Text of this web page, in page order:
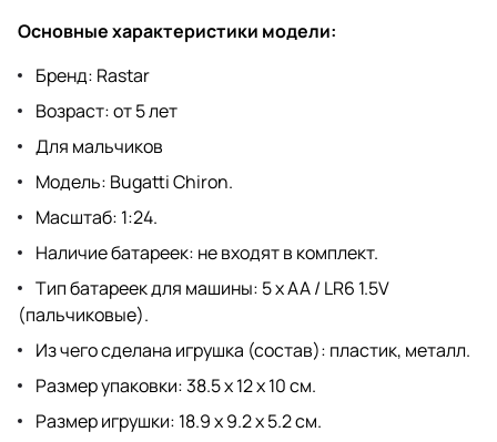
Основные характеристики модели:
Бренд: Rastar
Возраст: от 5 лет
Для мальчиков
Модель: Bugatti Chiron.
Масштаб: 1:24.
Наличие батареек: не входят в комплект.
Тип батареек для машины: 5 x AA / LR6 1.5V
(пальчиковые).
Из чего сделана игрушка (состав): пластик, металл.
Размер упаковки: 38.5 x 12 x 10 см.
Размер игрушки: 18.9 х 9.2 х 5.2 см.